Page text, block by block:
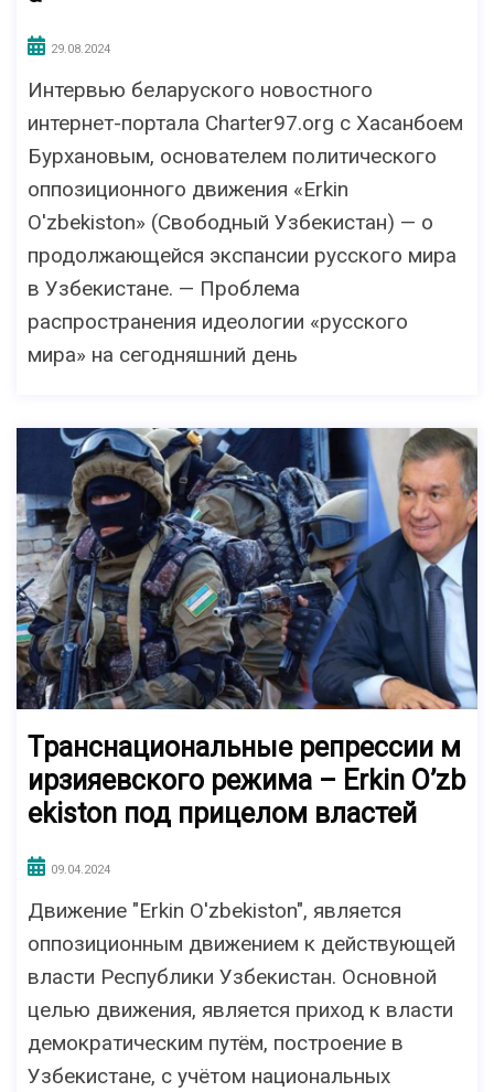
29.08.2024
Интервью беларуского новостного
интернет-портала Charter97.org с Хасанбоем
Бурхановым, основателем политического
оппозиционного движения «Erkin
O'zbekiston» (Свободный Узбекистан) — о
продолжающейся экспансии русского мира
в Узбекистане. — Проблема
распространения идеологии «русского
мира» на сегодняшний день
Транснациональные репрессии м
ирзияевского режима – Erkin O’zb
ekiston под прицелом властей
09.04.2024
Движение "Erkin O'zbekiston", является
оппозиционным движением к действующей
власти Республики Узбекистан. Основной
целью движения, является приход к власти
демократическим путём, построение в
Узбекистане, с учётом национальных